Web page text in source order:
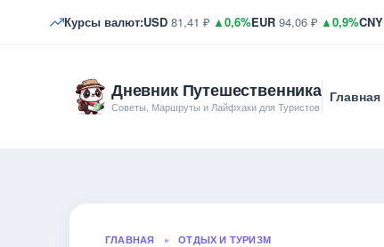
Курсы валют:USD 81,41 ₽ ▲0,6%EUR 94,06 ₽ ▲0,9%CNY
Дневник Путешественника
Советы, Маршруты и Лайфхаки для Туристов
Главная
ГЛАВНАЯ » ОТДЫХ И ТУРИЗМ